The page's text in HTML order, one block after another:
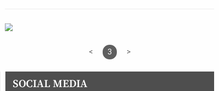
< 3 >
SOCIAL MEDIA